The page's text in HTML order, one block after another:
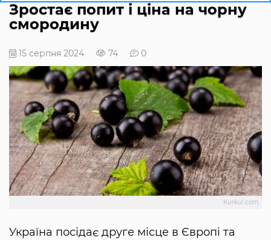
Зростає попит і ціна на чорну
смородину
15 серпня 2024 74 0
Kurkul.com
Україна посідає друге місце в Європі та